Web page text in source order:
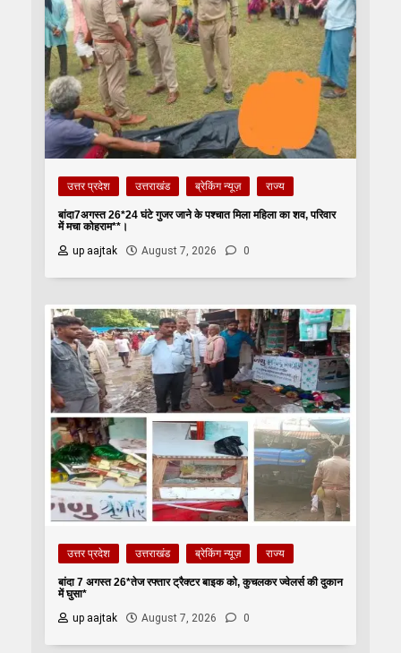
उत्तर प्रदेश उत्तराखंड ब्रेकिंग न्यूज़ राज्य
बांदा7अगस्त 26*24 घंटे गुजर जाने के पश्चात मिला महिला का शव, परिवार
में मचा कोहराम**।
up aajtak
August 7, 2026 0
उत्तर प्रदेश उत्तराखंड ब्रेकिंग न्यूज़ राज्य
बांदा 7 अगस्त 26*तेज रफ्तार ट्रैक्टर बाइक को, कुचलकर ज्वेलर्स की दुकान
में घुसा*
up aajtak
August 7, 2026 0